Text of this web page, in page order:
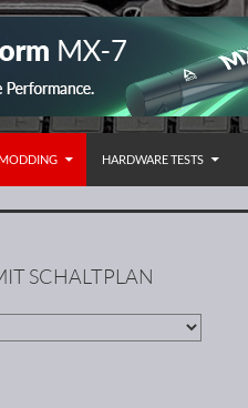
MODDING HARDWARE TESTS
SCHALTPLAN